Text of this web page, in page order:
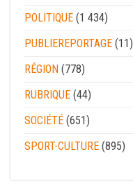
POLITIQUE (1 434)
PUBLIEREPORTAGE (11)
RÉGION (778)
RUBRIQUE (44)
SOCIÉTÉ (651)
SPORT-CULTURE (895)